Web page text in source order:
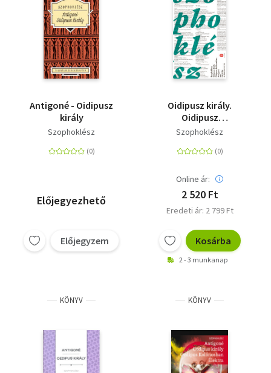
Antigoné - Oidipusz
király
Szophoklész
Előjegyezhető
Előjegyzem
Oidipusz király.
Oidipusz
Kolónoszban.
Diákkönyvtár
Szophoklész
Online ár:
2 520 Ft
Eredeti ár: 2 799 Ft
Kosárba
2 - 3 munkanap
KÖNYV KÖNYV